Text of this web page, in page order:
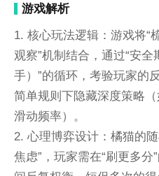
游戏解析
1. 核心玩法逻辑：游戏将“
观察”机制结合，通过“安
手）”的循环，考验玩家的
简单规则下隐藏深度策略
滑动频率）。
2. 心理博弈设计：橘猫的
焦虑”，玩家需在“刷更多分